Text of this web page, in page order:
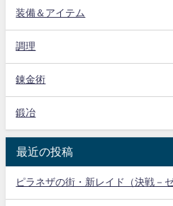
装備＆アイテム
調理
錬金術
鍛冶
最近の投稿
ピラネザの街・新レイド（決戦－